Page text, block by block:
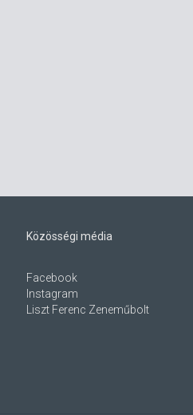
Közösségi média
Facebook
Instagram
Liszt Ferenc Zeneműbolt